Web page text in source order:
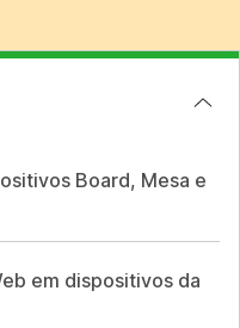
Board, Mesa e
em dispositivos da